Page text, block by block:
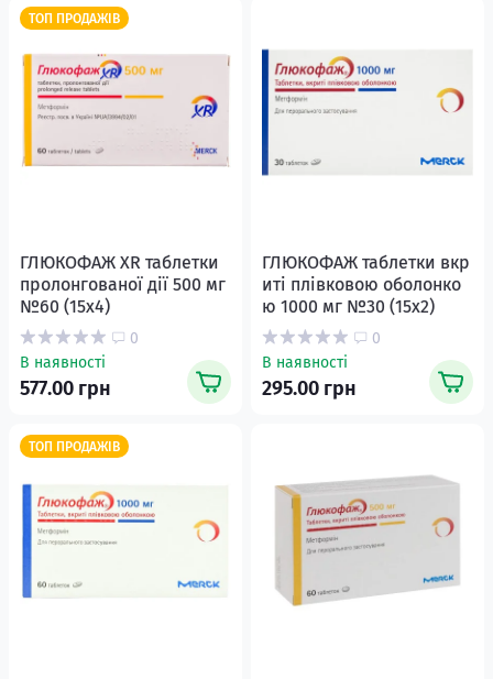
ТОП ПРОДАЖІВ
ГЛЮКОФАЖ XR таблетки
пролонгованої дії 500 мг
№60 (15х4)
0
В наявності
577.00 грн
ГЛЮКОФАЖ таблетки вкр
иті плівковою оболонко
ю 1000 мг №30 (15х2)
0
В наявності
295.00 грн
ТОП ПРОДАЖІВ